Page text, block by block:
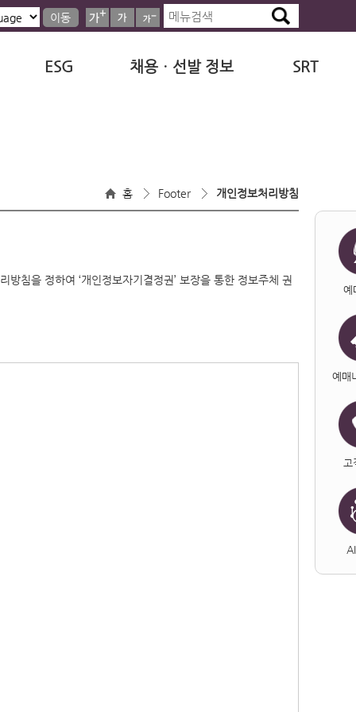
이동
ESG 채용ㆍ선발 정보 SRT
홈 Footer 개인정보처리방침
침을 정하여 ‘개인정보자기결정권’ 보장을 통한 정보주체 권
예
예매
고